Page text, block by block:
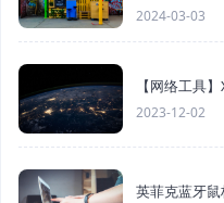
2024-03-03
【网络工具
2023-12-02
英菲克蓝牙